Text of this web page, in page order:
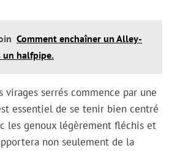
Comment enchaîner un Alley-
un halfpipe.
virages serrés commence par une
essentiel de se tenir bien centré
les genoux légèrement fléchis et
non seulement de la